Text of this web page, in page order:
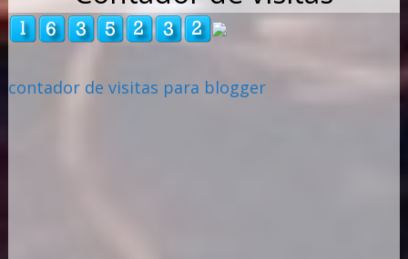
contador de visitas para blogger